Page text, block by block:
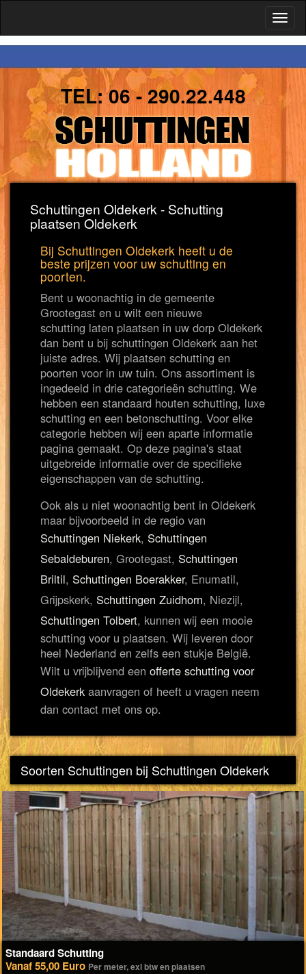
TEL:06 - 290.22.448
Schuttingen Oldekerk - Schutting
plaatsen Oldekerk
Bij Schuttingen Oldekerk heeft u de
beste prijzen voor uw schutting en
poorten.
Bent u woonachtig in de gemeente
Grootegast en u wilt een nieuwe
schutting laten plaatsen in uw dorp Oldekerk
dan bent u bij schuttingen Oldekerk aan het
juiste adres. Wij plaatsen schutting en
poorten voor in uw tuin. Ons assortiment is
ingedeeld in drie categorieën schutting. We
hebben een standaard houten schutting, luxe
schutting en een betonschutting. Voor elke
categorie hebben wij een aparte informatie
pagina gemaakt. Op deze pagina's staat
uitgebreide informatie over de specifieke
eigenschappen van de schutting.
Ook als u niet woonachtig bent in Oldekerk
maar bijvoorbeeld in de regio van
Schuttingen Niekerk, Schuttingen
Sebaldeburen, Grootegast, Schuttingen
Briltil, Schuttingen Boerakker, Enumatil,
Grijpskerk, Schuttingen Zuidhorn, Niezijl,
Schuttingen Tolbert, kunnen wij een mooie
schutting voor u plaatsen. Wij leveren door
heel Nederland en zelfs een stukje België.
Wilt u vrijblijvend een offerte schutting voor
Oldekerk aanvragen of heeft u vragen neem
dan contact met ons op.
Soorten Schuttingen bij Schuttingen Oldekerk
Standaard Schutting
Vanaf 55,00 Euro Per meter, exl btw en plaatsen